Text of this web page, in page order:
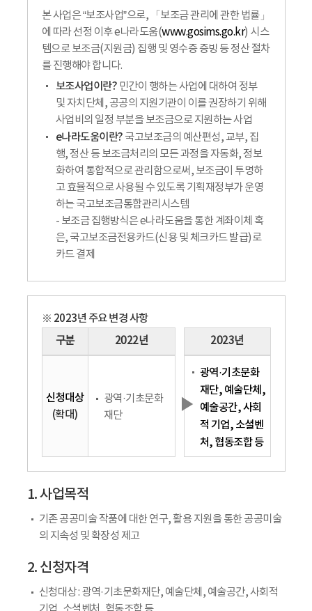
본 사업은 “보조사업”으로, 「보조금 관리에 관한 법률」
에 따라 선정 이후 e나라도움(www.gosims.go.kr) 시스
템으로 보조금(지원금) 집행 및 영수증 증빙 등 정산 절차
를 진행해야 합니다.
보조사업이란? 민간이 행하는 사업에 대하여 정부
및 자치단체, 공공의 지원기관이 이를 권장하기 위해
사업비의 일정 부분을 보조금으로 지원하는 사업
e나라도움이란? 국고보조금의 예산편성, 교부, 집
행, 정산 등 보조금처리의 모든 과정을 자동화, 정보
화하여 통합적으로 관리함으로써, 보조금이 투명하
고 효율적으로 사용될 수 있도록 기획재정부가 운영
하는 국고보조금통합관리시스템
- 보조금 집행방식은 e나라도움을 통한 계좌이체 혹
은, 국고보조금전용카드(신용 및 체크카드 발급)로
카드 결제
※ 2023년 주요 변경 사항
구분 2022년 2023년
신청대상
(확대)
광역·기초문화
재단
▶
광역·기초문화
재단, 예술단체,
예술공간, 사회
적 기업, 소셜벤
처, 협동조합 등
1. 사업목적
기존 공공미술 작품에 대한 연구, 활용 지원을 통한 공공미술
의 지속성 및 확장성 제고
2. 신청자격
신청대상 : 광역·기초문화재단, 예술단체, 예술공간, 사회적